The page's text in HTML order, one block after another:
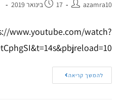
azamra10 17 בינואר 2019
www.youtube.com/watch?
להמשך קריאה